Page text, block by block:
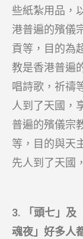
些紙紮用品，
港普遍的殯儀
貢等，目的為
教是香港普遍
唱詩歌，祈禱
人到了天國，
普遍的殯儀宗
等，目的與天
先人到了天國
3. 「頭七」及
魂夜」好多人